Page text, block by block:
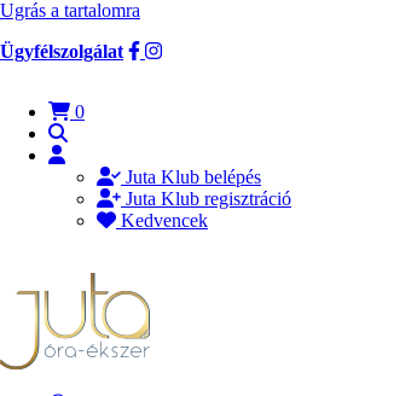
Ugrás a tartalomra
Ügyfélszolgálat
0
Juta Klub belépés
Juta Klub regisztráció
Kedvencek